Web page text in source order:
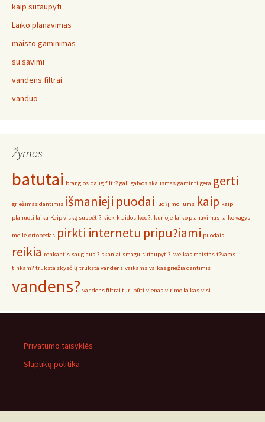
kaip sutaupyti
Laiko planavimas
maisto gaminimas
su savimi
vandens filtrai
vanduo
Žymos
batutai brangios daug filtr? gali galvos skausmas gaminti gera gerti
griežimas dantimis išmanieji puodai jud?jimo jums kaip kaip
planuoti laika Kaip viską suspėti? kiek klaidos kod?l kurioje laiko planavimas laiko vagys
meilė ortopedas pirkti internetu pripu?iami puodais
reikia renkantis saugiausi? skaniai smagu sutaupyti? sveikas maistas t?vams
tinkam? trūksta skysčių trūksta vandens vaikams vaikas griežia dantimis
vandens? vandens filtrai turi būti vienas virimo laikas visi
Privatumo taisyklės
Slapukų politika